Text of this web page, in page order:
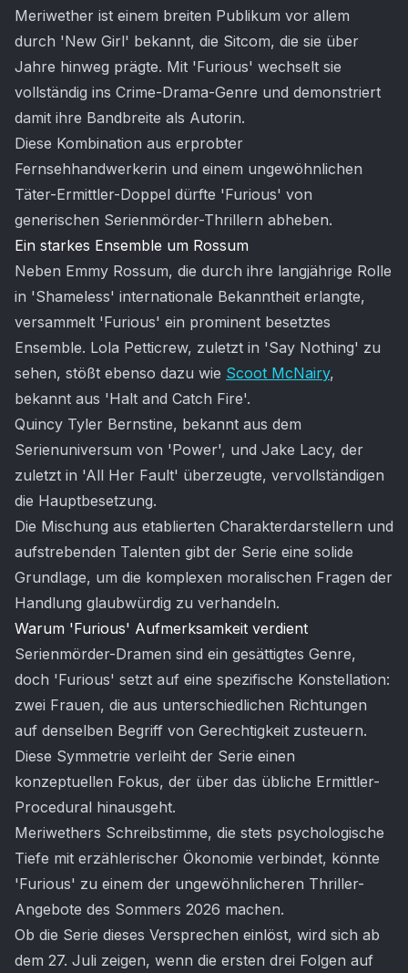
Meriwether ist einem breiten Publikum vor allem
durch 'New Girl' bekannt, die Sitcom, die sie über
Jahre hinweg prägte. Mit 'Furious' wechselt sie
vollständig ins Crime-Drama-Genre und demonstriert
damit ihre Bandbreite als Autorin.
Diese Kombination aus erprobter
Fernsehhandwerkerin und einem ungewöhnlichen
Täter-Ermittler-Doppel dürfte 'Furious' von
generischen Serienmörder-Thrillern abheben.
Ein starkes Ensemble um Rossum
Neben Emmy Rossum, die durch ihre langjährige Rolle
in 'Shameless' internationale Bekanntheit erlangte,
versammelt 'Furious' ein prominent besetztes
Ensemble. Lola Petticrew, zuletzt in 'Say Nothing' zu
sehen, stößt ebenso dazu wie Scoot McNairy,
bekannt aus 'Halt and Catch Fire'.
Quincy Tyler Bernstine, bekannt aus dem
Serienuniversum von 'Power', und Jake Lacy, der
zuletzt in 'All Her Fault' überzeugte, vervollständigen
die Hauptbesetzung.
Die Mischung aus etablierten Charakterdarstellern und
aufstrebenden Talenten gibt der Serie eine solide
Grundlage, um die komplexen moralischen Fragen der
Handlung glaubwürdig zu verhandeln.
Warum 'Furious' Aufmerksamkeit verdient
Serienmörder-Dramen sind ein gesättigtes Genre,
doch 'Furious' setzt auf eine spezifische Konstellation:
zwei Frauen, die aus unterschiedlichen Richtungen
auf denselben Begriff von Gerechtigkeit zusteuern.
Diese Symmetrie verleiht der Serie einen
konzeptuellen Fokus, der über das übliche Ermittler-
Procedural hinausgeht.
Meriwethers Schreibstimme, die stets psychologische
Tiefe mit erzählerischer Ökonomie verbindet, könnte
'Furious' zu einem der ungewöhnlicheren Thriller-
Angebote des Sommers 2026 machen.
Ob die Serie dieses Versprechen einlöst, wird sich ab
dem 27. Juli zeigen, wenn die ersten drei Folgen auf